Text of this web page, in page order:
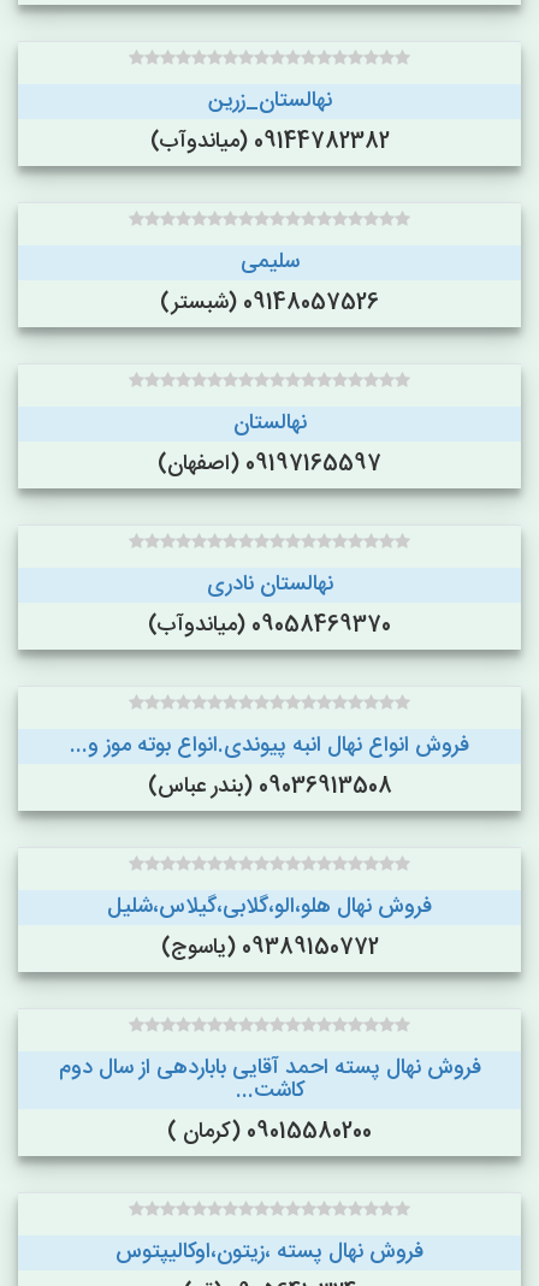
نهالستان_زرین
09144782382 (میاندوآب)
سلیمی
09148057526 (شبستر)
نهالستان
09197165597 (اصفهان)
نهالستان نادری
09058469370 (میاندوآب)
فروش انواع نهال انبه پیوندی.انواع بوته موز و...
09036913508 (بندر عباس)
فروش نهال هلو،الو،گلابی،گیلاس،شلیل
09389150772 (یاسوج)
فروش نهال پسته احمد آقایی باباردهی از سال دوم
کاشت...
09015580200 (کرمان )
فروش نهال پسته ،زیتون،اوکالیپتوس